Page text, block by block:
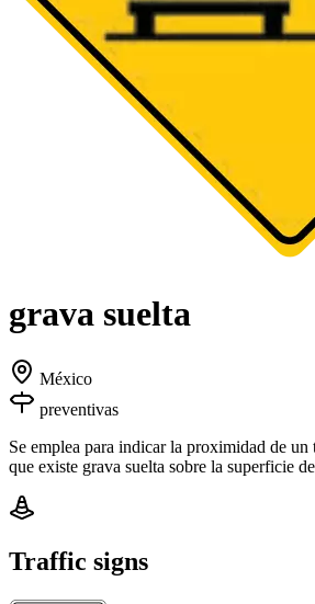
grava suelta
México
preventivas
Se emplea para indicar la proximidad de
que existe grava suelta sobre la superficie
Traffic signs